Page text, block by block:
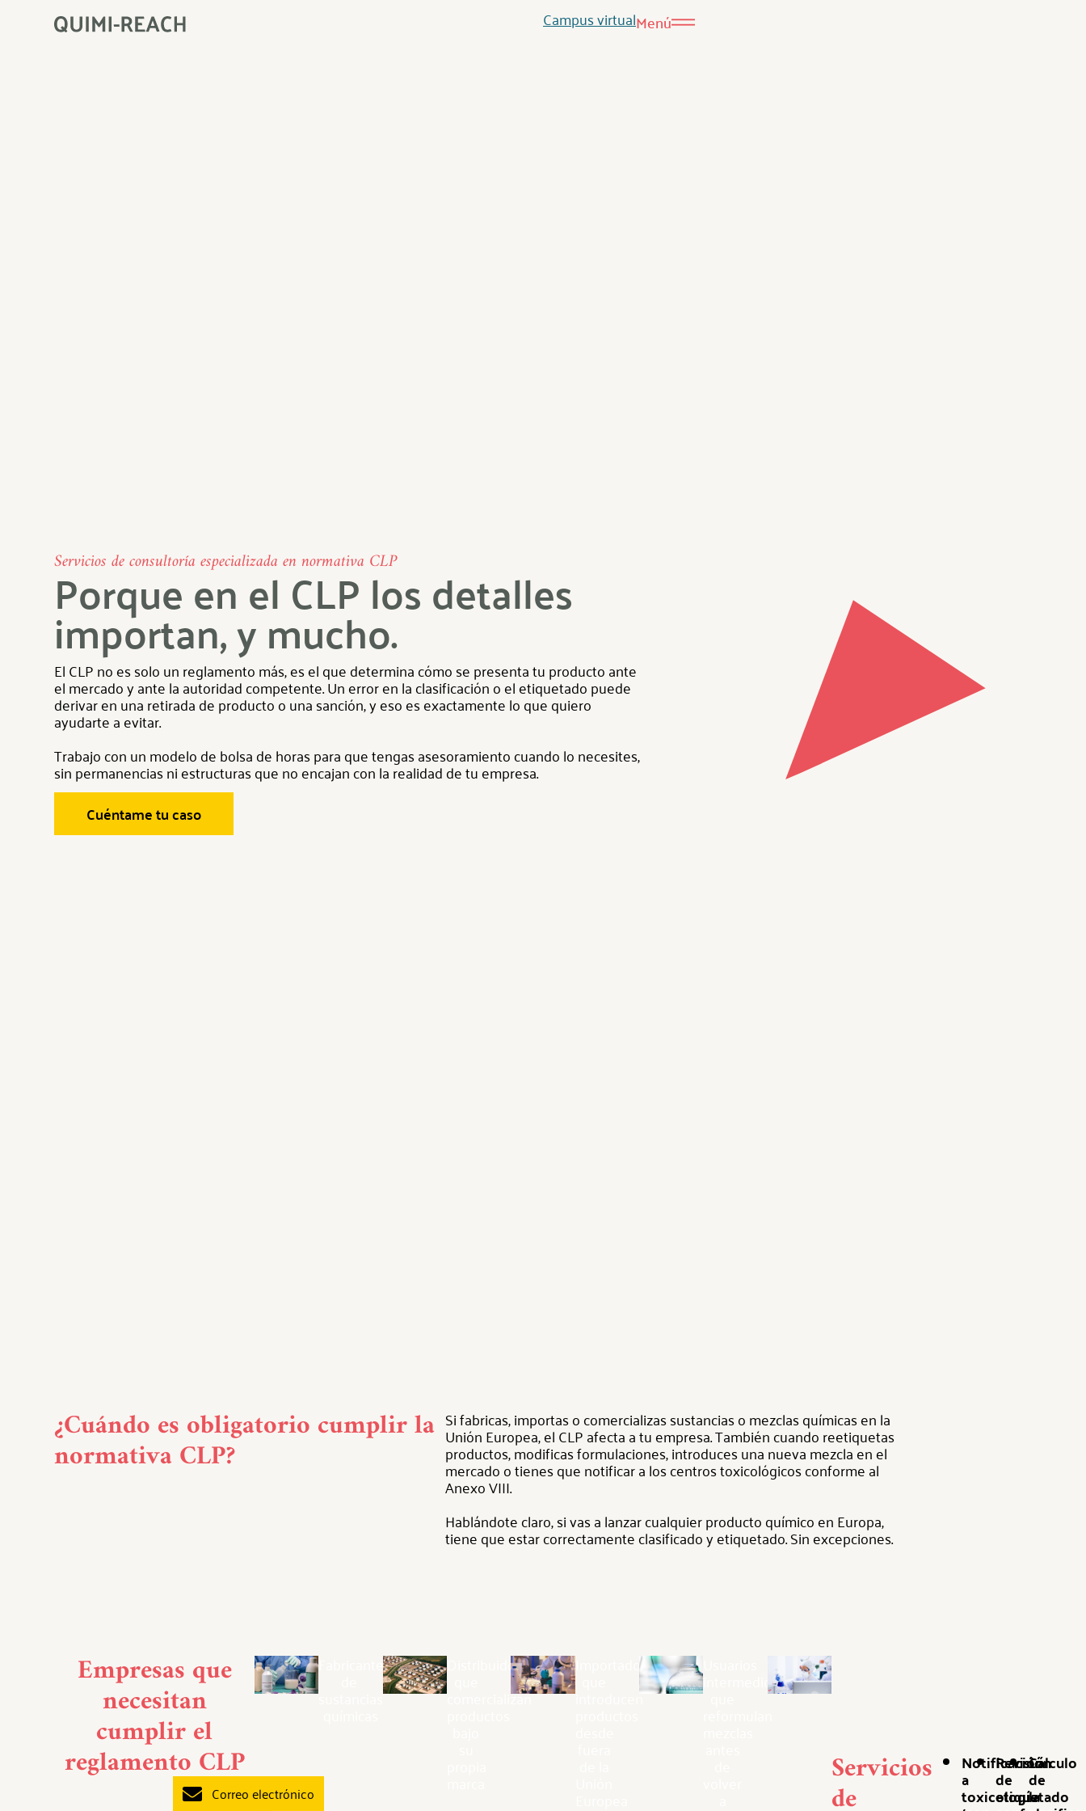
Campus virtualMenú
Servicios de consultoría especializada en normativa CLP
Porque en el CLP los detalles
importan, y mucho.
El CLP no es solo un reglamento más, es el que determina cómo se presenta tu producto ante
el mercado y ante la autoridad competente. Un error en la clasificación o el etiquetado puede
derivar en una retirada de producto o una sanción, y eso es exactamente lo que quiero
ayudarte a evitar.
Trabajo con un modelo de bolsa de horas para que tengas asesoramiento cuando lo necesites,
sin permanencias ni estructuras que no encajan con la realidad de tu empresa.
Cuéntame tu caso
¿Cuándo es obligatorio cumplir la
normativa CLP?
Si fabricas, importas o comercializas sustancias o mezclas químicas en la
Unión Europea, el CLP afecta a tu empresa. También cuando reetiquetas
productos, modificas formulaciones, introduces una nueva mezcla en el
mercado o tienes que notificar a los centros toxicológicos conforme al
Anexo VIII.
Hablándote claro, si vas a lanzar cualquier producto químico en Europa,
tiene que estar correctamente clasificado y etiquetado. Sin excepciones.
Empresas que
necesitan
cumplir el
reglamento CLP
Fabricantes
sustancias
Distribuidores
comercializan
Importadores
introducen
intermedios
Servicios
de
Notificación
a
toxicología
Revisión
de
etiquetado
Cálculo
de
la
Correo electrónico